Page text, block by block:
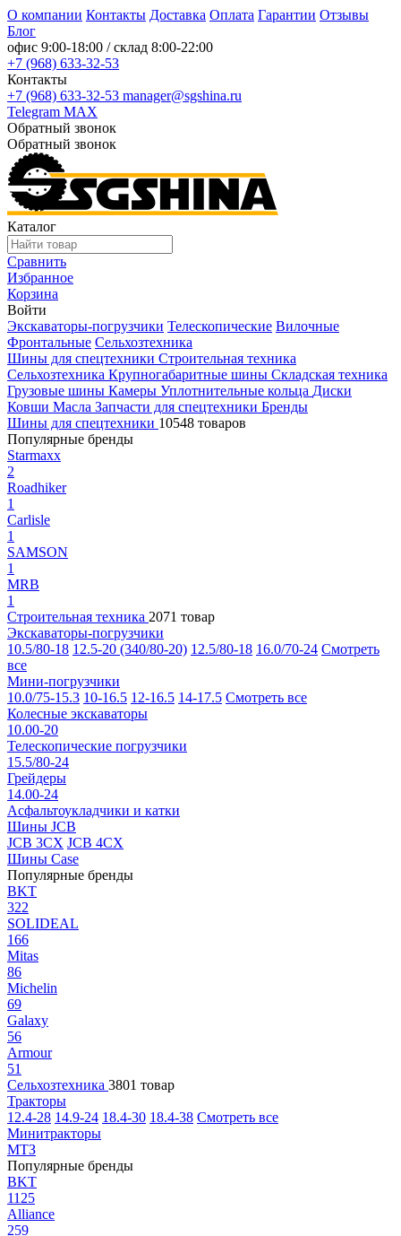
О компании Контакты Доставка Оплата Гарантии Отзывы
Блог
офис 9:00-18:00 / склад 8:00-22:00
+7 (968) 633-32-53
Контакты
+7 (968) 633-32-53 manager@sgshina.ru
Telegram MAX
Обратный звонок
Обратный звонок
Каталог
Сравнить
Избранное
Корзина
Войти
Экскаваторы-погрузчики Телескопические Вилочные
Фронтальные Сельхозтехника
Шины для спецтехники Строительная техника
Сельхозтехника Крупногабаритные шины Складская техника
Грузовые шины Камеры Уплотнительные кольца Диски
Ковши Масла Запчасти для спецтехники Бренды
Шины для спецтехники 10548 товаров
Популярные бренды
Starmaxx
2
Roadhiker
1
Carlisle
1
SAMSON
1
MRB
1
Строительная техника 2071 товар
Экскаваторы-погрузчики
10.5/80-18 12.5-20 (340/80-20) 12.5/80-18 16.0/70-24 Смотреть
все
Мини-погрузчики
10.0/75-15.3 10-16.5 12-16.5 14-17.5 Смотреть все
Колесные экскаваторы
10.00-20
Телескопические погрузчики
15.5/80-24
Грейдеры
14.00-24
Асфальтоукладчики и катки
Шины JCB
JCB 3CX JCB 4CX
Шины Case
Популярные бренды
BKT
322
SOLIDEAL
166
Mitas
86
Michelin
69
Galaxy
56
Armour
51
Сельхозтехника 3801 товар
Тракторы
12.4-28 14.9-24 18.4-30 18.4-38 Смотреть все
Минитракторы
МТЗ
Популярные бренды
BKT
1125
Alliance
259